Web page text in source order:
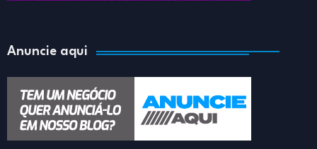
Anuncie aqui